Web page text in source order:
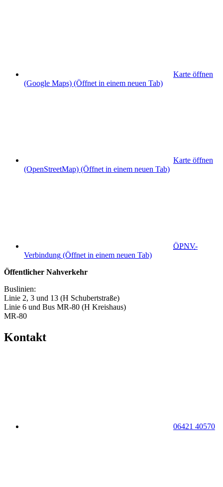
Karte öffnen
(Google Maps) (Öffnet in einem neuen Tab)
Karte öffnen
(OpenStreetMap) (Öffnet in einem neuen Tab)
ÖPNV-
Verbindung (Öffnet in einem neuen Tab)
Öffentlicher Nahverkehr
Buslinien:
Linie 2, 3 und 13 (H Schubertstraße)
Linie 6 und Bus MR-80 (H Kreishaus)
MR-80
Kontakt
06421 40570